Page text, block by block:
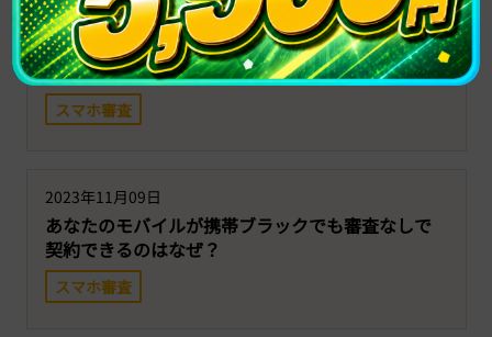
2023年08月08日
審査なし、クレカ不要で契約できる携帯ってなに？
スマホ審査
2023年11月09日
あなたのモバイルが携帯ブラックでも審査なしで
契約できるのはなぜ？
スマホ審査